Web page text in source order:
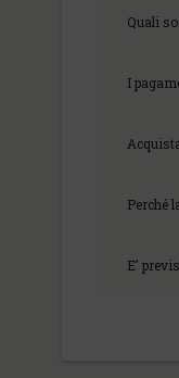
Quali
I
Perché
E'